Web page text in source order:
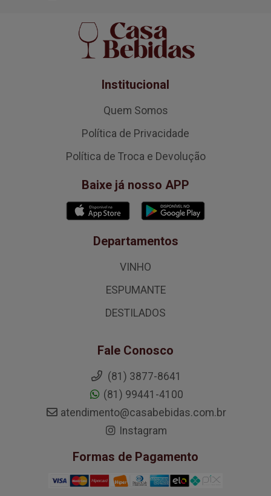
Institucional
Quem Somos
Política de Privacidade
Política de Troca e Devolução
Baixe já nosso APP
Departamentos
VINHO
ESPUMANTE
DESTILADOS
Fale Conosco
(81) 3877-8641
(81) 99441-4100
atendimento@casabebidas.com.br
Instagram
Formas de Pagamento